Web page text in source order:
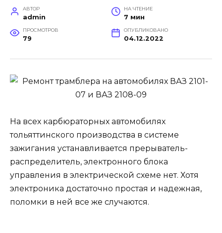
АВТОР
admin
НА ЧТЕНИЕ
7 мин
ПРОСМОТРОВ
79
ОПУБЛИКОВАНО
04.12.2022
На всех карбюраторных автомобилях
тольяттинского производства в системе
зажигания устанавливается прерыватель-
распределитель, электронного блока
управления в электрической схеме нет. Хотя
электроника достаточно простая и надежная,
поломки в ней все же случаются.